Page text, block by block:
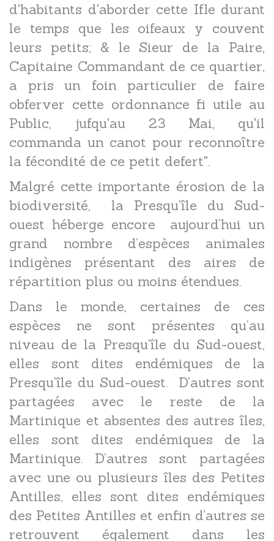
d'habitants d'aborder cette Ifle durant
le temps que les oifeaux y couvent
leurs petits; & le Sieur de la Paire,
Capitaine Commandant de ce quartier,
a pris un foin particulier de faire
obferver cette ordonnance fi utile au
Public, jufqu'au 23 Mai, qu'il
commanda un canot pour reconnoître
la fécondité de ce petit defert".
Malgré cette importante érosion de la
biodiversité, la Presqu’île du Sud-
ouest héberge encore aujourd’hui un
grand nombre d’espèces animales
indigènes présentant des aires de
répartition plus ou moins étendues.
Dans le monde, certaines de ces
espèces ne sont présentes qu’au
niveau de la Presqu’île du Sud-ouest,
elles sont dites endémiques de la
Presqu’île du Sud-ouest. D’autres sont
partagées avec le reste de la
Martinique et absentes des autres îles,
elles sont dites endémiques de la
Martinique. D’autres sont partagées
avec une ou plusieurs îles des Petites
Antilles, elles sont dites endémiques
des Petites Antilles et enfin d’autres se
retrouvent également dans les